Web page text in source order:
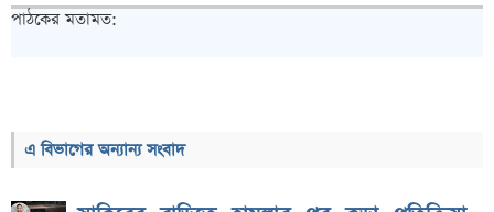
পাঠকের মতামত:
এ বিভাগের অন্যান্য সংবাদ